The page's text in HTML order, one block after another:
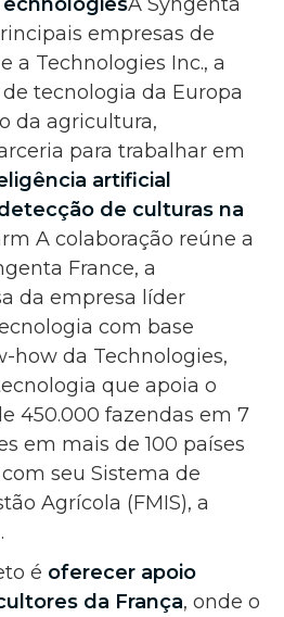
empresas de
a Technologies Inc., a
tecnologia da Europa
da agricultura,
para trabalhar em
artificial
de culturas na
A colaboração reúne a
France, a
da empresa líder
com base
how da Technologies,
que apoia o
450.000 fazendas em 7
em mais de 100 países
seu Sistema de
Agrícola (FMIS), a
é oferecer apoio
da França, onde o